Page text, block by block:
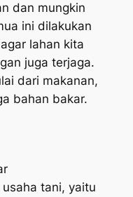
dan mungkin
ini dilakukan
lahan kita
juga terjaga.
dari makanan,
bahan bakar.
tani, yaitu